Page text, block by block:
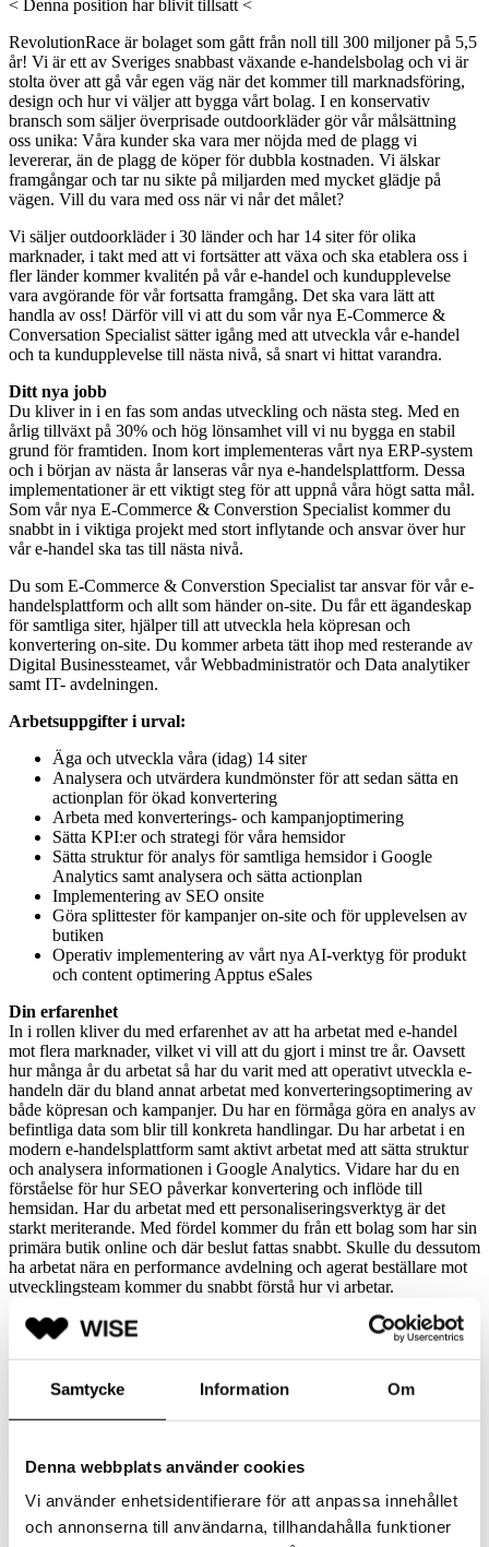
Samtycke Information Om
Denna webbplats använder cookies
Vi använder enhetsidentifierare för att anpassa innehållet
och annonserna till användarna, tillhandahålla funktioner
< Denna position har blivit tillsatt <
RevolutionRace är bolaget som gått från noll till 300 miljoner på 5,5
år! Vi är ett av Sveriges snabbast växande e-handelsbolag och vi är
stolta över att gå vår egen väg när det kommer till marknadsföring,
design och hur vi väljer att bygga vårt bolag. I en konservativ
bransch som säljer överprisade outdoorkläder gör vår målsättning
oss unika: Våra kunder ska vara mer nöjda med de plagg vi
levererar, än de plagg de köper för dubbla kostnaden. Vi älskar
framgångar och tar nu sikte på miljarden med mycket glädje på
vägen. Vill du vara med oss när vi når det målet?
Vi säljer outdoorkläder i 30 länder och har 14 siter för olika
marknader, i takt med att vi fortsätter att växa och ska etablera oss i
fler länder kommer kvalitén på vår e-handel och kundupplevelse
vara avgörande för vår fortsatta framgång. Det ska vara lätt att
handla av oss! Därför vill vi att du som vår nya E-Commerce &
Conversation Specialist sätter igång med att utveckla vår e-handel
och ta kundupplevelse till nästa nivå, så snart vi hittat varandra.
Ditt nya jobb
Du kliver in i en fas som andas utveckling och nästa steg. Med en
årlig tillväxt på 30% och hög lönsamhet vill vi nu bygga en stabil
grund för framtiden. Inom kort implementeras vårt nya ERP-system
och i början av nästa år lanseras vår nya e-handelsplattform. Dessa
implementationer är ett viktigt steg för att uppnå våra högt satta mål.
Som vår nya E-Commerce & Converstion Specialist kommer du
snabbt in i viktiga projekt med stort inflytande och ansvar över hur
vår e-handel ska tas till nästa nivå.
Du som E-Commerce & Converstion Specialist tar ansvar för vår e-
handelsplattform och allt som händer on-site. Du får ett ägandeskap
för samtliga siter, hjälper till att utveckla hela köpresan och
konvertering on-site. Du kommer arbeta tätt ihop med resterande av
Digital Businessteamet, vår Webbadministratör och Data analytiker
samt IT- avdelningen.
Arbetsuppgifter i urval:
Äga och utveckla våra (idag) 14 siter
Analysera och utvärdera kundmönster för att sedan sätta en
actionplan för ökad konvertering
Arbeta med konverterings- och kampanjoptimering
Sätta KPI:er och strategi för våra hemsidor
Sätta struktur för analys för samtliga hemsidor i Google
Analytics samt analysera och sätta actionplan
Implementering av SEO onsite
Göra splittester för kampanjer on-site och för upplevelsen av
butiken
Operativ implementering av vårt nya AI-verktyg för produkt
och content optimering Apptus eSales
Din erfarenhet
In i rollen kliver du med erfarenhet av att ha arbetat med e-handel
mot flera marknader, vilket vi vill att du gjort i minst tre år. Oavsett
hur många år du arbetat så har du varit med att operativt utveckla e-
handeln där du bland annat arbetat med konverteringsoptimering av
både köpresan och kampanjer. Du har en förmåga göra en analys av
befintliga data som blir till konkreta handlingar. Du har arbetat i en
modern e-handelsplattform samt aktivt arbetat med att sätta struktur
och analysera informationen i Google Analytics. Vidare har du en
förståelse för hur SEO påverkar konvertering och inflöde till
hemsidan. Har du arbetat med ett personaliseringsverktyg är det
starkt meriterande. Med fördel kommer du från ett bolag som har sin
primära butik online och där beslut fattas snabbt. Skulle du dessutom
ha arbetat nära en performance avdelning och agerat beställare mot
utvecklingsteam kommer du snabbt förstå hur vi arbetar.
Vem är du?
Du gillar att bli inkastad i projekt eller sammanhang samt tar eget
ansvar för att skaffa dig den information du behöver för att kunna
göra analyser och komma med nya idéer så att ditt ansvarsområde
drivs framåt. Då rollen är ny och vi är i en utvecklingsfas, behöver
du kunna se utvecklingspotentialen och ha en förmåga att driva de
ägandeskap och har alltid kunden och kundupplevelsen i fokus. Det
är genom starka relationer och trygghet i din kompetens som du
bygger förtroende i organisationen.
Kort om Revolution Race